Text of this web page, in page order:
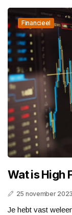
Financieel
Wat is High
25 november 2023
Je hebt vast